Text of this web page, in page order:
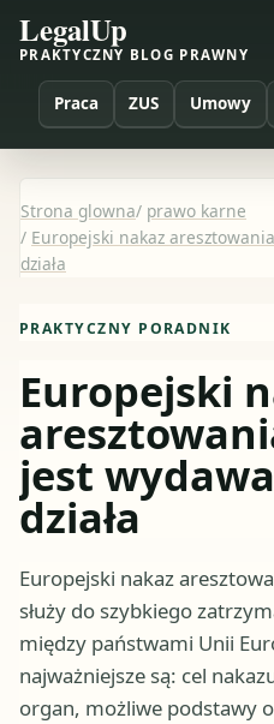
LegalUp
PRAKTYCZNY BLOG PRAWNY
Praca ZUS Umowy
Strona glowna/ prawo karne
/ Europejski nakaz
działa
PRAKTYCZNY PORADNIK
Europejski
jest
działa
Europejski nakaz
służy do szybkiego
między państwami Unii
najważniejsze są: cel
organ, możliwe podstawy